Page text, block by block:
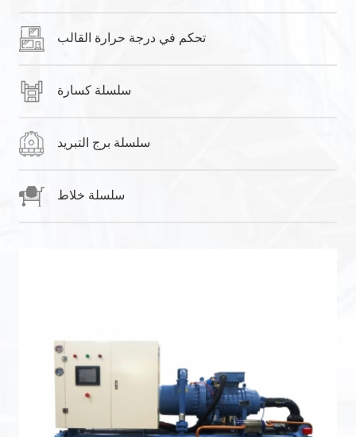
تحكم في درجة حرارة القالب
سلسلة كسارة
سلسلة برج التبريد
سلسلة خلاط